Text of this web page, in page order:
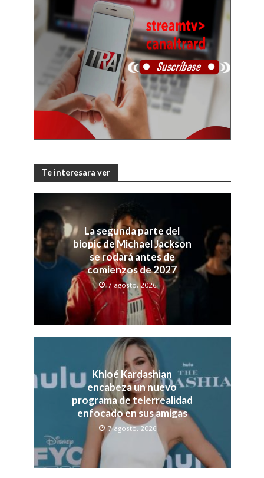
Te interesara ver
La segunda parte del
biopic de Michael Jackson
se rodará antes de
comienzos de 2027
7 agosto, 2026
Khloé Kardashian
encabeza un nuevo
programa de telerrealidad
enfocado en sus amigas
7 agosto, 2026